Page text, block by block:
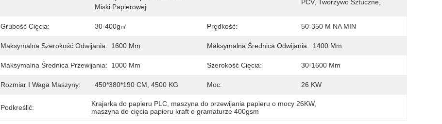
Miski Papierowej
PCV, Tworzywo Sztuczne,
Grubość Cięcia: 30-400g㎡ Prędkość: 50-350 M NA MIN
Maksymalna Szerokość Odwijania: 1600 Mm Maksymalna Średnica Odwijania: 1400 Mm
Maksymalna Średnica Przewijania: 1000 Mm Szerokość Cięcia: 30-1600 Mm
Rozmiar I Waga Maszyny: 450*380*190 CM, 4500 KG Moc: 26 KW
Podkreślić: Krajarka do papieru PLC maszyna do przewijania papieru o mocy 26KW
maszyna do cięcia papieru kraft o gramaturze 400gsm